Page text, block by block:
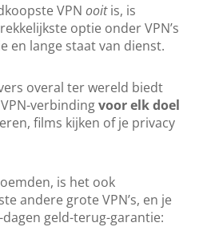
VPNooitis, is
optie onder VPN’s
en lange staat van dienst.
overal ter wereld biedt
verbindingvoor elk doel
films kijken of je privacy
is het ook
andere grote VPN’s, en je
geld-terug-garantie: